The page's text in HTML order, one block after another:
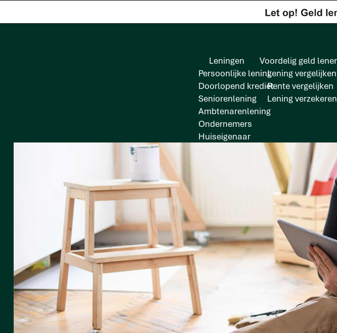
Leningen
Persoonlijke lening
Doorlopend krediet
Seniorenlening
Ambtenarenlening
Ondernemers
Huiseigenaar
Voordelig geld
Lening vergelijken
Rente vergelijken
Lening verzekeren